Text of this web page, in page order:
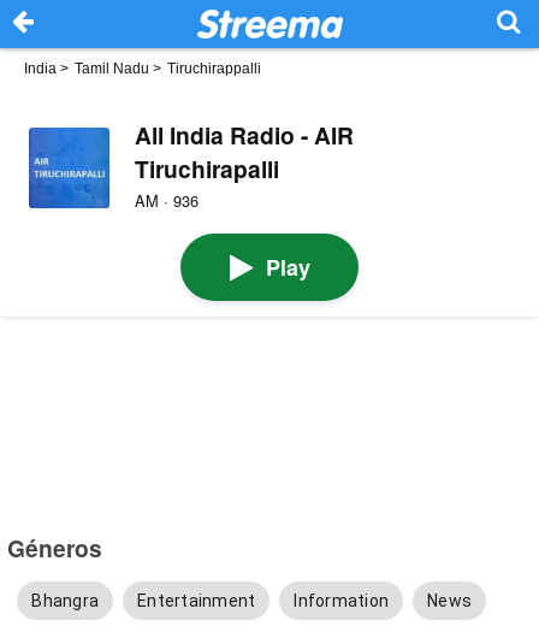
India > Tamil Nadu > Tiruchirappalli
All India Radio - AIR
Tiruchirapalli
AM · 936
Play
Géneros
Bhangra Entertainment Information News